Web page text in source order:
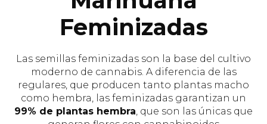
Feminizadas
Las semillas feminizadas son la base del cultivo
moderno de cannabis. A diferencia de las
regulares, que producen tanto plantas macho
como hembra, las feminizadas garantizan un
99% de plantas hembra, que son las únicas que